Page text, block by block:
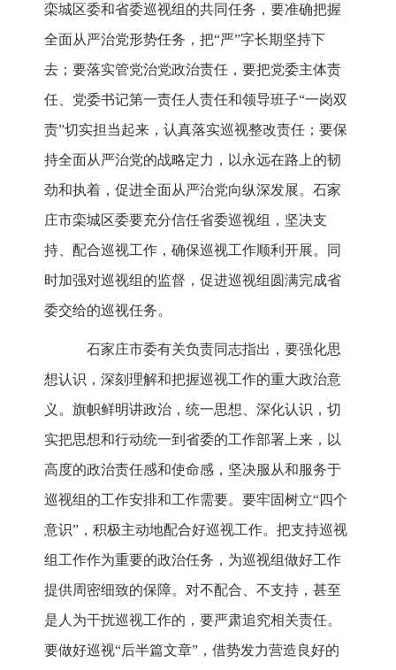
栾城区委和省委巡视组的共同任务，要准确把握
全面从严治党形势任务，把“严”字长期坚持下
去；要落实管党治党政治责任，要把党委主体责
任、党委书记第一责任人责任和领导班子“一岗双
责”切实担当起来，认真落实巡视整改责任；要保
持全面从严治党的战略定力，以永远在路上的韧
劲和执着，促进全面从严治党向纵深发展。石家
庄市栾城区委要充分信任省委巡视组，坚决支
持、配合巡视工作，确保巡视工作顺利开展。同
时加强对巡视组的监督，促进巡视组圆满完成省
委交给的巡视任务。
石家庄市委有关负责同志指出，要强化思
想认识，深刻理解和把握巡视工作的重大政治意
义。旗帜鲜明讲政治，统一思想、深化认识，切
实把思想和行动统一到省委的工作部署上来，以
高度的政治责任感和使命感，坚决服从和服务于
巡视组的工作安排和工作需要。要牢固树立“四个
意识”，积极主动地配合好巡视工作。把支持巡视
组工作作为重要的政治任务，为巡视组做好工作
提供周密细致的保障。对不配合、不支持，甚至
是人为干扰巡视工作的，要严肃追究相关责任。
要做好巡视“后半篇文章”，借势发力营造良好的